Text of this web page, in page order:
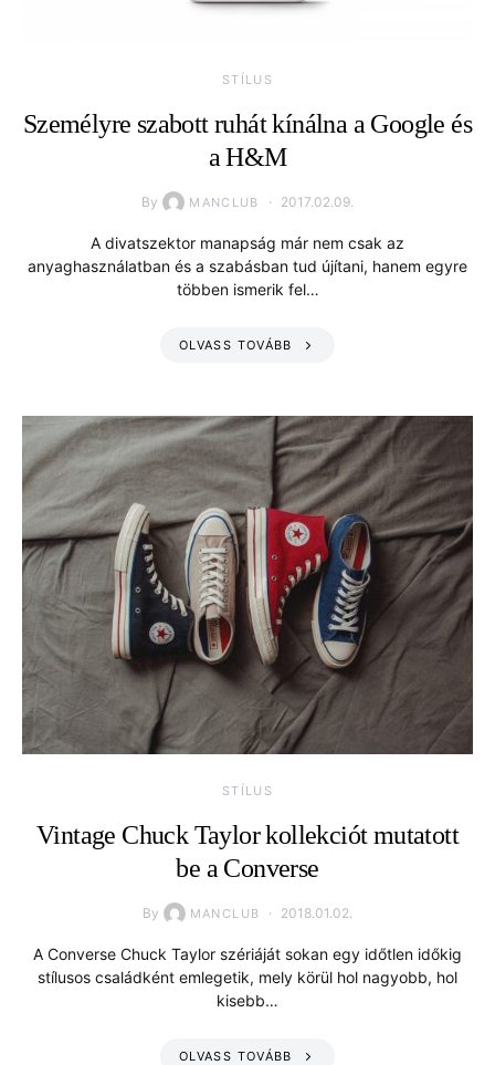
STÍLUS
Személyre szabott ruhát kínálna a Google és
a H&M
By MANCLUB 2017.02.09.
A divatszektor manapság már nem csak az
anyaghasználatban és a szabásban tud újítani, hanem egyre
többen ismerik fel…
OLVASS TOVÁBB
STÍLUS
Vintage Chuck Taylor kollekciót mutatott
be a Converse
By MANCLUB 2018.01.02.
A Converse Chuck Taylor szériáját sokan egy időtlen időkig
stílusos családként emlegetik, mely körül hol nagyobb, hol
kisebb…
OLVASS TOVÁBB